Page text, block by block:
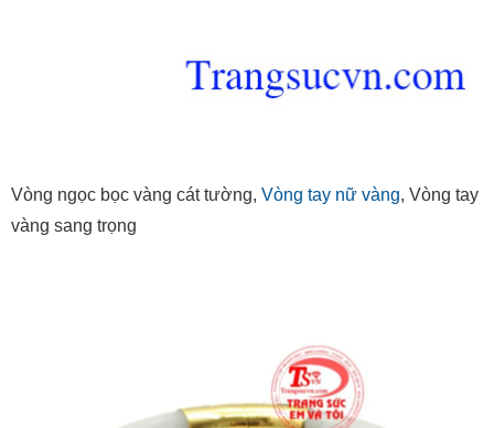
Vòng ngọc bọc vàng cát tường, Vòng tay nữ vàng, Vòng tay
vàng sang trọng